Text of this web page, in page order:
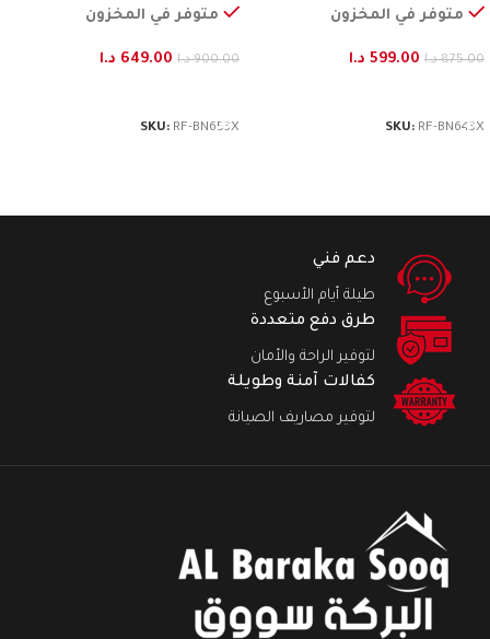
متوفر في المخزون
875.00 د.ا 599.00 د.ا
SKU: RF-BN643X
متوفر في المخزون
900.00 د.ا 649.00 د.ا
SKU: RF-BN653X
دعم فني
طيلة أيام الأسبوع
طرق دفع متعددة
لتوفير الراحة والأمان
كفالات آمنة وطويلة
لتوفير مصاريف الصيانة